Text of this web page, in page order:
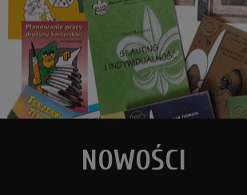
NOWOŚCI